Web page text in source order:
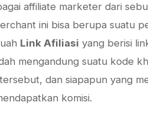
affiliate marketer dari
ini bisa berupa suatu
Link Afiliasi yang berisi
mengandung suatu kode
dan siapapun yang
komisi.